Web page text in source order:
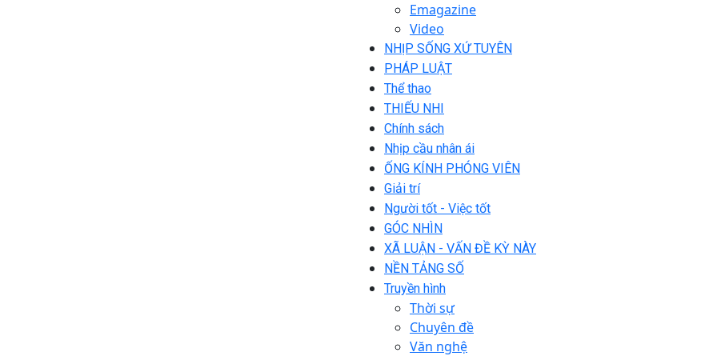
Emagazine
Video
NHỊP SỐNG XỨ TUYÊN
PHÁP LUẬT
Thể thao
THIẾU NHI
Chính sách
Nhịp cầu nhân ái
ỐNG KÍNH PHÓNG VIÊN
Giải trí
Người tốt - Việc tốt
GÓC NHÌN
XÃ LUẬN - VẤN ĐỀ KỲ NÀY
NỀN TẢNG SỐ
Truyền hình
Thời sự
Chuyên đề
Văn nghệ